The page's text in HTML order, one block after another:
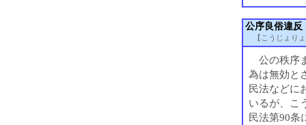
公序良俗違反
【こうじょり
公の秩序
為は無効と
民法などに
いるが、こ
民法第90条